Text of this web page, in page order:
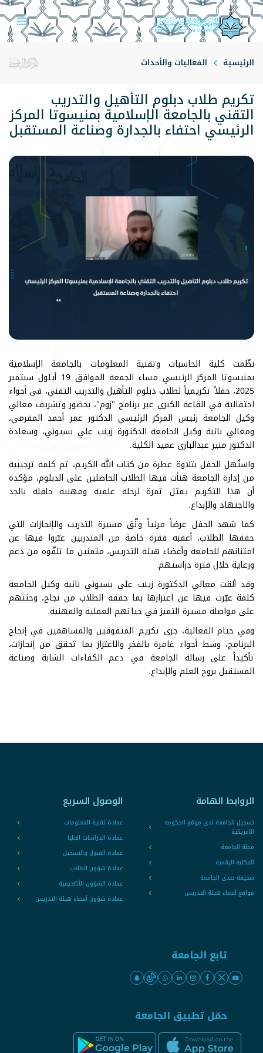
الرئيسية الفعاليات والأحداث
تكريم طلاب دبلوم التأهيل والتدريب
التقني بالجامعة الإسلامية بمنيسوتا المركز
الرئيسي احتفاء بالجدارة وصناعة المستقبل
نظّمت كلية الحاسبات وتقنية المعلومات بالجامعة الإسلامية
بمنيسوتا المركز الرئيسي مساء الجمعة الموافق 19 أيلول سبتمبر
2025، حفلاً تكريمياً لطلاب دبلوم التأهيل والتدريب التقني، في أجواء
احتفالية في القاعة الكبرى عبر برنامج "زوم"، بحضور وتشريف معالي
وكيل الجامعة رئيس المركز الرئيسي الدكتور عمر أحمد المقرمي،
ومعالي نائبة وكيل الجامعة الدكتورة زينب علي بسيوني، وسعادة
الدكتور منير عبدالباري عميد الكلية.
واستُهل الحفل بتلاوة عطرة من كتاب الله الكريم، ثم كلمة ترحيبية
من إدارة الجامعة هنأت فيها الطلاب الحاصلين على الدبلوم، مؤكدة
أن هذا التكريم يمثل ثمرة لرحلة علمية ومهنية حافلة بالجد
والاجتهاد والإبداع.
كما شهد الحفل عرضاً مرئياً وثّق مسيرة التدريب والإنجازات التي
حققها الطلاب، أعقبه فقرة خاصة من المتدربين عبّروا فيها عن
امتنانهم للجامعة وأعضاء هيئة التدريس، مثمنين ما تلقّوه من دعم
ورعاية خلال فترة دراستهم.
وقد ألقت معالي الدكتورة زينب علي بسيوني نائبة وكيل الجامعة
كلمة عبّرت فيها عن اعتزازها بما حققه الطلاب من نجاح، وحثتهم
على مواصلة مسيرة التميز في حياتهم العملية والمهنية.
وفي ختام الفعالية، جرى تكريم المتفوقين والمساهمين في إنجاح
البرنامج، وسط أجواء غامرة بالفخر والاعتزاز بما تحقق من إنجازات،
تأكيداً على رسالة الجامعة في دعم الكفاءات الشابة وصناعة
المستقبل بروح العلم والإبداع.
الروابط الهامة
تسجيل الجامعة لدى موقع الحكومة
الامريكية
مجلة الجامعة
المكتبة الرقمية
صحيفة صدى الجامعة
مواقع أعضاء هيئة التدريس
الوصول السريع
عمادة تقنية المعلومات
عمادة الدراسات العليا
عمادة القبول والتسجيل
عمادة شؤون الطلاب
عمادة الشؤون الأكاديمية
عمادة شؤون أعضاء هيئة التدريس
تابع الجامعة
حمّل تطبيق الجامعة